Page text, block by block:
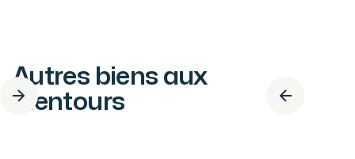
Autres biens aux
alentours